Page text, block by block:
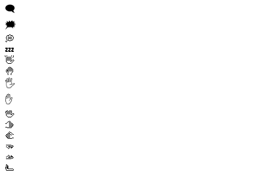
🗨️
🗯️
💭
💤
👋
🤚
🖐️
✋
🖖
🫱
🫲
🫳
🫴
🫷